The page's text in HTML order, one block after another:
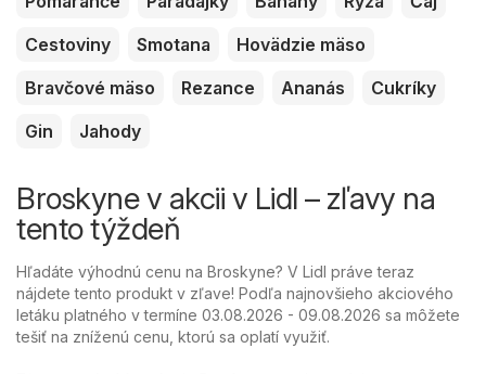
Cestoviny
Smotana
Hovädzie mäso
Bravčové mäso
Rezance Ananás
Cukríky
Gin
Jahody
Broskyne v akcii v Lidl – zľavy na
tento týždeň
Hľadáte výhodnú cenu na Broskyne? V Lidl práve teraz
nájdete tento produkt v zľave! Podľa najnovšieho akciového
letáku platného v termíne 03.08.2026 - 09.08.2026 sa môžete
tešiť na zníženú cenu, ktorú sa oplatí využiť.